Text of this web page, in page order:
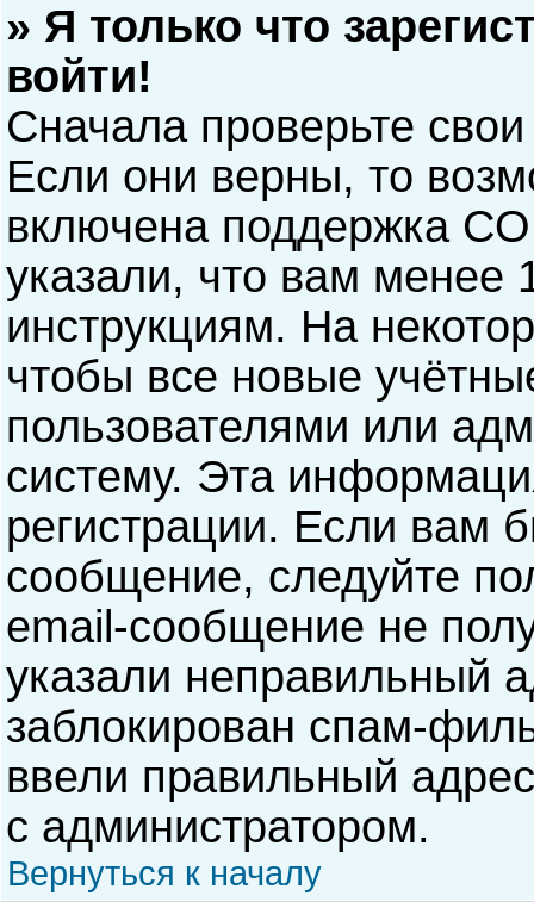
» Я только что
войти!
Сначала проверьте
Если они верны, то
включена поддержка
указали, что вам менее
инструкциям. На
чтобы все новые
пользователями или
систему. Эта
регистрации. Если вам
сообщение, следуйте
email-сообщение не
указали неправильный
заблокирован спам-
ввели правильный
с администратором.
Вернуться к началу